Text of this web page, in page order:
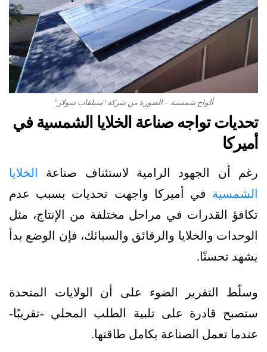
ألواح شمسية – الصورة من شركة "سيلفاب سولار"
تحديات تواجه صناعة الخلايا الشمسية في
أميركا
رغم أن الجهود الرامية لاستئناف صناعة الخلايا
الشمسية في أميركا واجهت تحديات بسبب عدم
تكافؤ القدرات في مراحل مختلفة من الإنتاج، مثل
الوحدات والخلايا والرقائق والسبائك، فإن الوضع بدأ
يشهد تحسنًا.
وسلّط التقرير الضوء على أن الولايات المتحدة
ستصبح قادرة على تلبية الطلب المحلي -تقريبًا-
عندما تعمل الصناعة بكامل طاقتها.